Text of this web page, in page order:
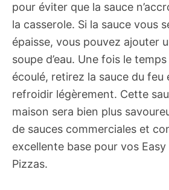
pour éviter que la sauce
la casserole. Si la sauce vous
épaisse, vous pouvez ajouter
soupe d’eau. Une fois le
écoulé, retirez la sauce du feu
refroidir légèrement. Cette
maison sera bien plus
de sauces commerciales et
excellente base pour vos
Pizzas.